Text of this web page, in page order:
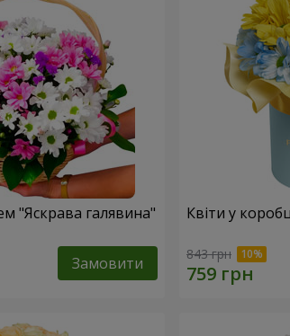
"Яскрава галявина"
Замовити
Квіти у
843 грн